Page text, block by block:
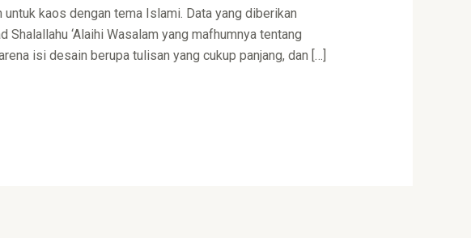
kaos dengan tema Islami. Data yang diberikan
‘Alaihi Wasalam yang mafhumnya tentang
isi desain berupa tulisan yang cukup panjang, dan […]